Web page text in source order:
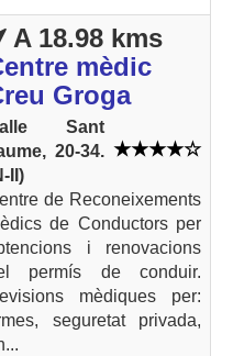
A 18.98 kms
mèdic
Groga
Sant
20-34.
II)
de Reconeixements
de Conductors per
i renovacions
permís de conduir.
mèdiques per:
seguretat privada,